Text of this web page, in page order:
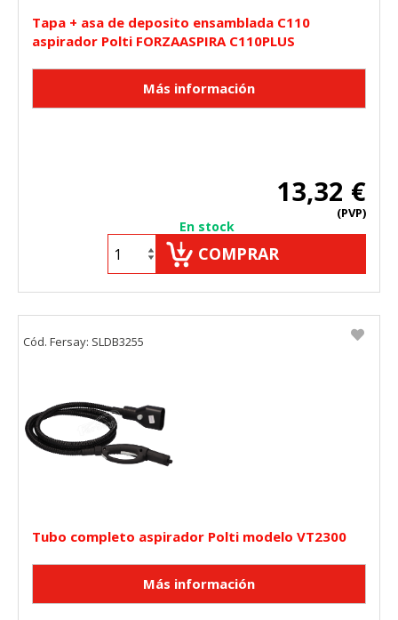
Tapa + asa de deposito ensamblada C110
aspirador Polti FORZAASPIRA C110PLUS
13,32 €
(PVP)
En stock
COMPRAR
Tubo completo aspirador Polti modelo VT2300
Cód. Fersay: SLDB3255